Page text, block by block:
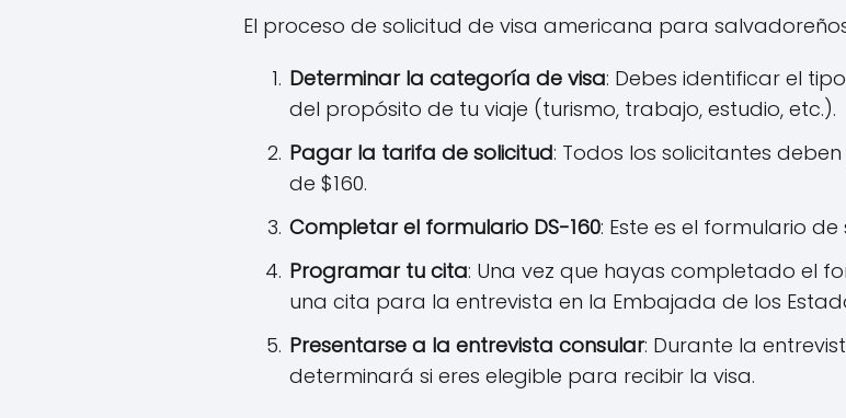
El proceso de solicitud de visa americana para
Determinar la categoría de visa: Debes identificar el
del propósito de tu viaje (turismo, trabajo, estudio, etc.).
Pagar la tarifa de solicitud: Todos los solicitantes
de $160.
Completar el formulario DS-160: Este es el formulario
Programar tu cita: Una vez que hayas completado el
una cita para la entrevista en la Embajada de los
Presentarse a la entrevista consular: Durante la
determinará si eres elegible para recibir la visa.